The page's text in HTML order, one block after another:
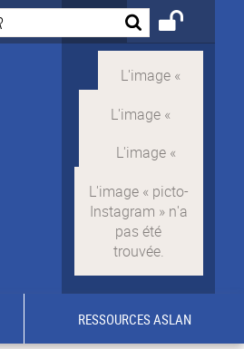
RESSOURCES ASLAN